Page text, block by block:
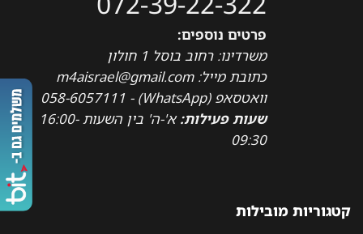
פרטים נוספים:
משרדינו: רחוב בוסל 1 חולון
כתובת מייל: m4aisrael@gmail.com
וואטסאפ (WhatsApp) - 058-6057111
שעות פעילות:
א'-ה' בין השעות 16:00-
09:30
קטגוריות מובילות